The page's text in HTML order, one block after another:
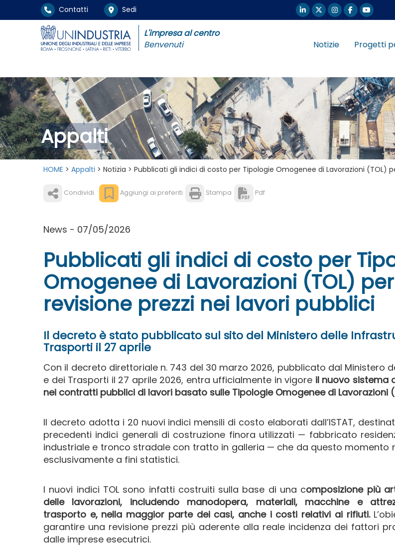
Contatti Sedi
L'impresa al centro
Benvenuti
Notizie Progetti
Appalti
HOME > Appalti > Notizia > Pubblicati gli indici di costo per Tipologie Omogenee di Lavorazioni (TOL)
Condividi Aggiungi ai preferiti Stampa Pdf
News - 07/05/2026
Pubblicati gli indici di costo per
Omogenee di Lavorazioni (TOL)
revisione prezzi nei lavori pubblici
Il decreto è stato pubblicato sul sito del Ministero delle
Trasporti il 27 aprile
Con il decreto direttoriale n. 743 del 30 marzo 2026, pubblicato dal Ministero
e dei Trasporti il 27 aprile 2026, entra ufficialmente in vigore il nuovo sistema
nei contratti pubblici di lavori basato sulle Tipologie Omogenee di Lavorazioni
Il decreto adotta i 20 nuovi indici mensili di costo elaborati dall’ISTAT,
precedenti indici generali di costruzione finora utilizzati — fabbricato
industriale e tronco stradale con tratto in galleria — che da questo momento
esclusivamente a fini statistici.
I nuovi indici TOL sono infatti costruiti sulla base di una composizione più
delle lavorazioni, includendo manodopera, materiali, macchine e
trasporto e, nella maggior parte dei casi, anche i costi relativi ai rifiuti.
garantire una revisione prezzi più aderente alla reale incidenza dei fattori
dalle imprese esecutrici.